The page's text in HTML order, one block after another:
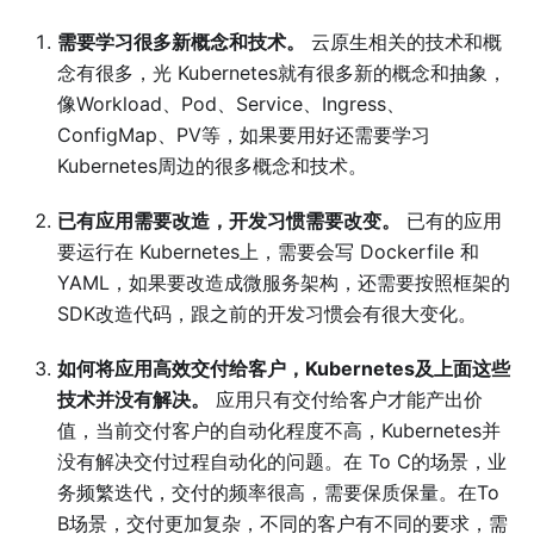
需要学习很多新概念和技术。
云原生相关的技术和概
念有很多，光 Kubernetes就有很多新的概念和抽象，
像Workload、Pod、Service、Ingress、
ConfigMap、PV等，如果要用好还需要学习
Kubernetes周边的很多概念和技术。
已有应用需要改造，开发习惯需要改变。
已有的应用
要运行在 Kubernetes上，需要会写 Dockerfile 和
YAML，如果要改造成微服务架构，还需要按照框架的
SDK改造代码，跟之前的开发习惯会有很大变化。
如何将应用高效交付给客户，Kubernetes及上面这些
技术并没有解决。
应用只有交付给客户才能产出价
值，当前交付客户的自动化程度不高，Kubernetes并
没有解决交付过程自动化的问题。在 To C的场景，业
务频繁迭代，交付的频率很高，需要保质保量。在To
B场景，交付更加复杂，不同的客户有不同的要求，需